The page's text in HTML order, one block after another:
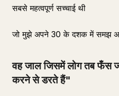
सबसे महत्वपूर्ण सच्चाई थी
जो मुझे अपने 30 के दशक में समझ
वह जाल जिसमें लोग तब फँस
करने से डरते हैं"